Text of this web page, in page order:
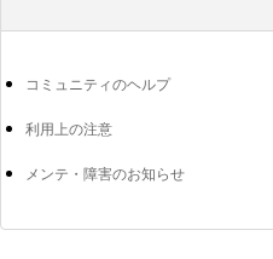
コミュニティのヘルプ
利用上の注意
メンテ・障害のお知らせ